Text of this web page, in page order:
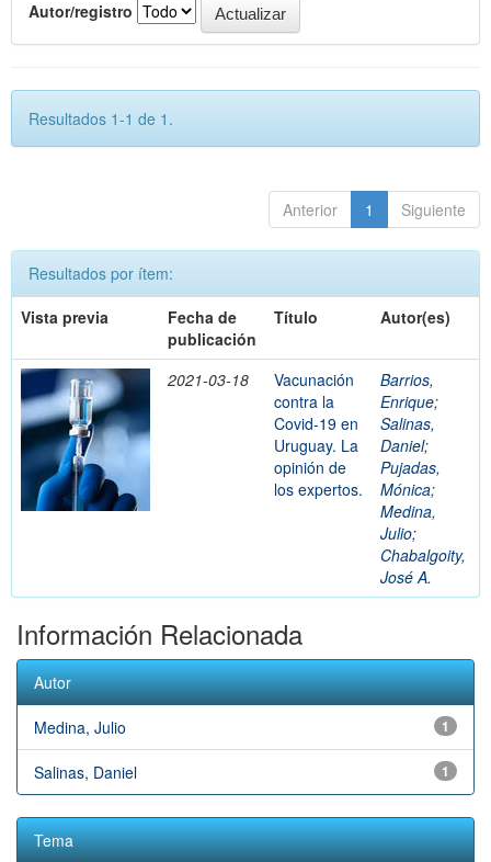
Autor/registro
Resultados 1-1 de 1.
Anterior 1 Siguiente
Resultados por ítem:
Vista previa
Fecha de
publicación
Título Autor(es)
2021-03-18
Vacunación
contra la
Covid-19 en
Uruguay. La
opinión de
los expertos.
Barrios,
Enrique;
Salinas,
Daniel;
Pujadas,
Mónica;
Medina,
Julio;
Chabalgoity,
José A.
Información Relacionada
Autor
1
Medina, Julio
1
Salinas, Daniel
Tema